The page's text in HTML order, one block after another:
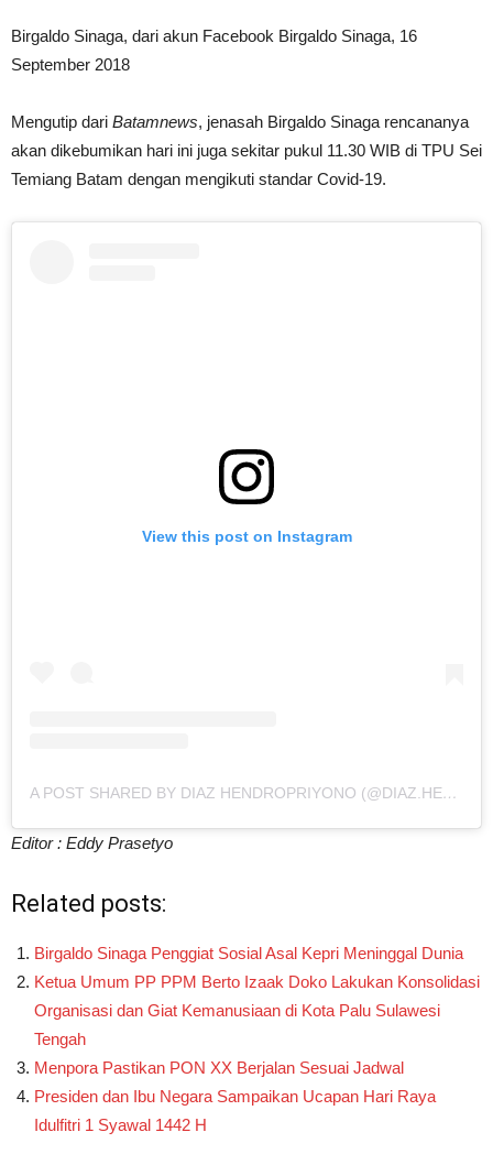
Birgaldo Sinaga, dari akun Facebook Birgaldo Sinaga, 16
September 2018
Mengutip dari Batamnews, jenasah Birgaldo Sinaga rencananya
akan dikebumikan hari ini juga sekitar pukul 11.30 WIB di TPU Sei
Temiang Batam dengan mengikuti standar Covid-19.
View this post on Instagram
A POST SHARED BY DIAZ HENDROPRIYONO (@DIAZ.HENDROPRIYONO)
Editor : Eddy Prasetyo
Related posts:
Birgaldo Sinaga Penggiat Sosial Asal Kepri Meninggal Dunia
Ketua Umum PP PPM Berto Izaak Doko Lakukan Konsolidasi
Organisasi dan Giat Kemanusiaan di Kota Palu Sulawesi
Tengah
Menpora Pastikan PON XX Berjalan Sesuai Jadwal
Presiden dan Ibu Negara Sampaikan Ucapan Hari Raya
Idulfitri 1 Syawal 1442 H